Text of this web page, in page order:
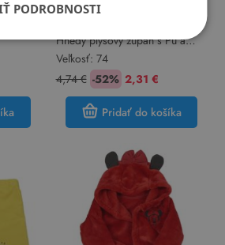
Hnedý plyšový župan s Pú a
kapucňou George
Veľkosť: 74
4,74 € -52% 2,31 €
Pridať do košíka
PODROBNOSTI